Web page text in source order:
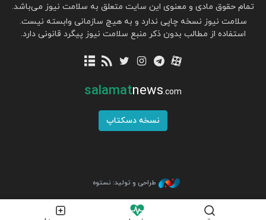
تمام حقوق مادی و معنوی این سایت متعلق به سلامت نیوز می‌باشد.
سلامت نیوز نسخه چاپی ندارد و به هیچ سازمانی وابسته نیست.
استفاده از مطالب بدون ذکر منبع سلامت نیوز پیگرد قانونی دارد.
salamatnews.com
نسخه دسکتاپ
طراحی و تولید: نستوه